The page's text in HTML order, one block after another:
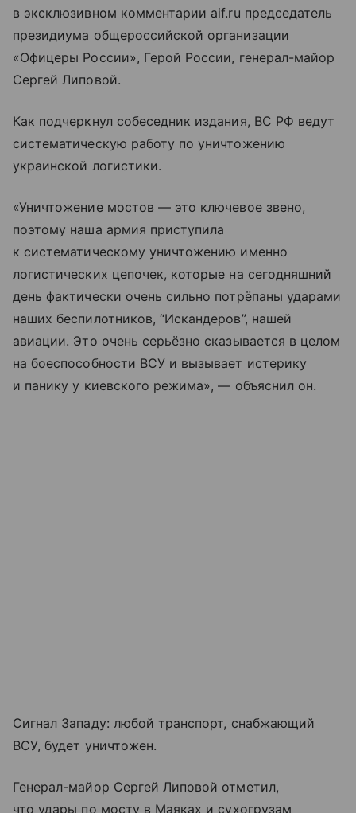
в эксклюзивном комментарии aif.ru председатель
президиума общероссийской организации
«Офицеры России», Герой России, генерал-майор
Сергей Липовой.
Как подчеркнул собеседник издания, ВС РФ ведут
систематическую работу по уничтожению
украинской логистики.
«Уничтожение мостов — это ключевое звено,
поэтому наша армия приступила
к систематическому уничтожению именно
логистических цепочек, которые на сегодняшний
день фактически очень сильно потрёпаны ударами
наших беспилотников, “Искандеров”, нашей
авиации. Это очень серьёзно сказывается в целом
на боеспособности ВСУ и вызывает истерику
и панику у киевского режима», — объяснил он.
Сигнал Западу: любой транспорт, снабжающий
ВСУ, будет уничтожен.
Генерал-майор Сергей Липовой отметил,
что удары по мосту в Маяках и сухогрузам